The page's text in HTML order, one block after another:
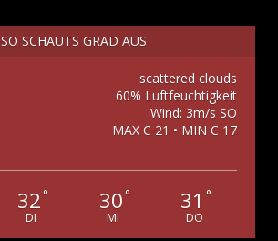
SO SCHAUTS GRAD AUS
scattered clouds
60% Luftfeuchtigkeit
Wind: 3m/s SO
MAX C 21 • MIN C 17
32 °
DI
30 °
MI
31 °
DO